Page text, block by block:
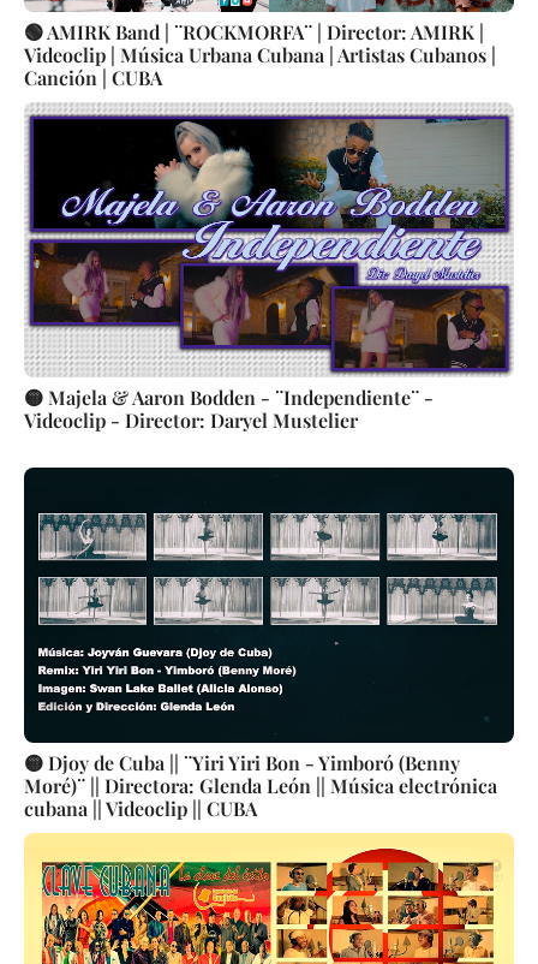
🟢 AMIRK Band | ¨ROCKMORFA¨ | Director: AMIRK |
Videoclip | Música Urbana Cubana | Artistas Cubanos |
Canción | CUBA
🟡 Majela & Aaron Bodden - ¨Independiente¨ -
Videoclip - Director: Daryel Mustelier
🟡 Djoy de Cuba || ¨Yiri Yiri Bon - Yimboró (Benny
Moré)¨ || Directora: Glenda León || Música electrónica
cubana || Videoclip || CUBA